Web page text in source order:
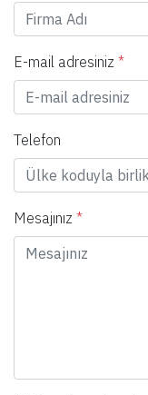
E-mail adresiniz *
Telefon
Mesajınız *